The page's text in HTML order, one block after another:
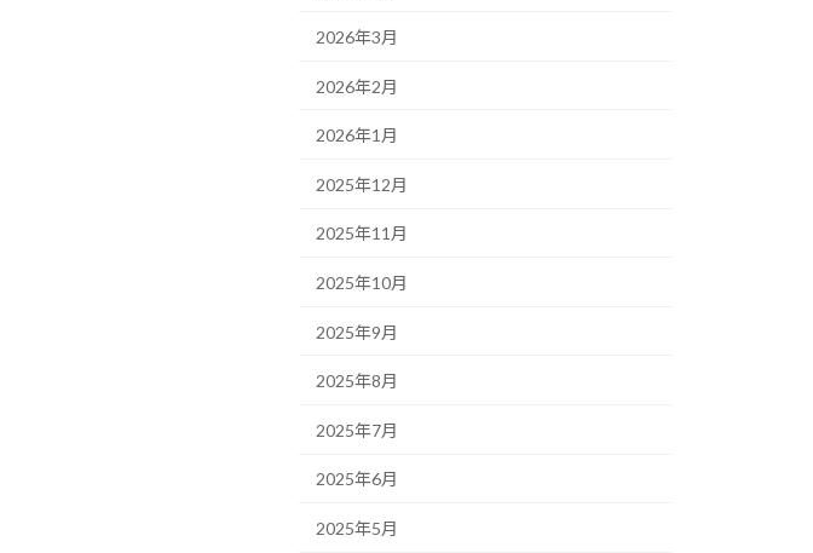
2026年3月
2026年2月
2026年1月
2025年12月
2025年11月
2025年10月
2025年9月
2025年8月
2025年7月
2025年6月
2025年5月